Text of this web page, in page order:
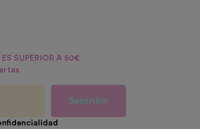
SUPERIOR A 50€
Suscribir